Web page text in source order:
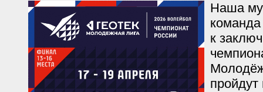
Наша
команда
к
пройдут